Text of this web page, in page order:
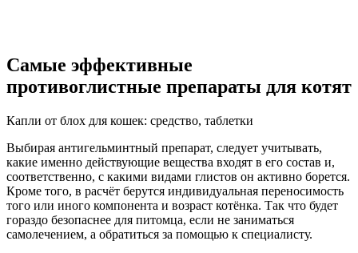
Самые эффективные
противоглистные препараты для котят
Капли от блох для кошек: средство, таблетки
Выбирая антигельминтный препарат, следует учитывать,
какие именно действующие вещества входят в его состав и,
соответственно, с какими видами глистов он активно борется.
Кроме того, в расчёт берутся индивидуальная переносимость
того или иного компонента и возраст котёнка. Так что будет
гораздо безопаснее для питомца, если не заниматься
самолечением, а обратиться за помощью к специалисту.